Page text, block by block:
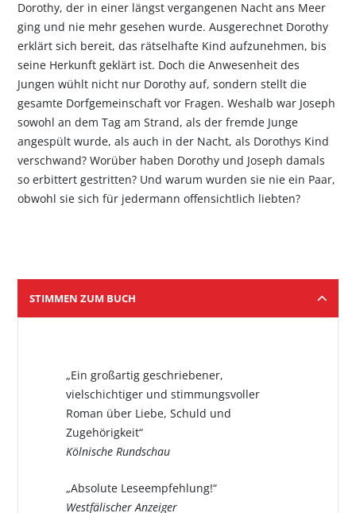
Dorothy, der in einer längst vergangenen Nacht ans Meer
ging und nie mehr gesehen wurde. Ausgerechnet Dorothy
erklärt sich bereit, das rätselhafte Kind aufzunehmen, bis
seine Herkunft geklärt ist. Doch die Anwesenheit des
Jungen wühlt nicht nur Dorothy auf, sondern stellt die
gesamte Dorfgemeinschaft vor Fragen. Weshalb war Joseph
sowohl an dem Tag am Strand, als der fremde Junge
angespült wurde, als auch in der Nacht, als Dorothys Kind
verschwand? Worüber haben Dorothy und Joseph damals
so erbittert gestritten? Und warum wurden sie nie ein Paar,
obwohl sie sich für jedermann offensichtlich liebten?
STIMMEN ZUM BUCH
„Ein großartig geschriebener,
vielschichtiger und stimmungsvoller
Roman über Liebe, Schuld und
Zugehörigkeit“
Kölnische Rundschau
„Absolute Leseempfehlung!“
Westfälischer Anzeiger